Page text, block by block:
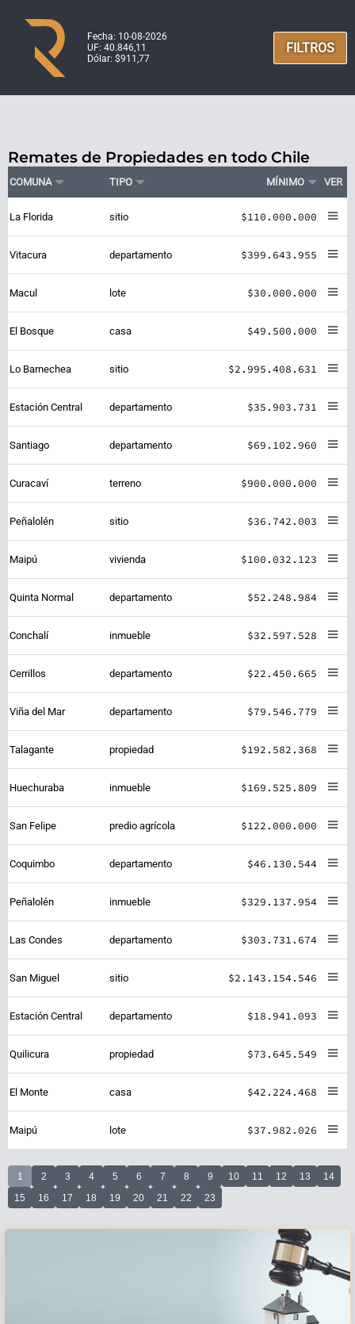
Fecha: 10-08-2026
UF: 40.846,11
Dólar: $911,77
FILTROS
Remates de Propiedades en todo Chile
COMUNA TIPO MÍNIMO VER
La Florida sitio $110.000.000
Vitacura departamento $399.643.955
Macul lote $30.000.000
El Bosque casa $49.500.000
Lo Barnechea sitio $2.995.408.631
Estación Central departamento $35.903.731
Santiago departamento $69.102.960
Curacaví terreno $900.000.000
Peñalolén sitio $36.742.003
Maipú vivienda $100.032.123
Quinta Normal departamento $52.248.984
Conchalí inmueble $32.597.528
Cerrillos departamento $22.450.665
Viña del Mar departamento $79.546.779
Talagante propiedad $192.582.368
Huechuraba inmueble $169.525.809
San Felipe predio agrícola $122.000.000
Coquimbo departamento $46.130.544
Peñalolén inmueble $329.137.954
Las Condes departamento $303.731.674
San Miguel sitio $2.143.154.546
Estación Central departamento $18.941.093
Quilicura propiedad $73.645.549
El Monte casa $42.224.468
Maipú lote $37.982.026
1 2 3 4 5 6 7 8 9 10 11 12 13
14
15
16 17 18 19 20 21 22 23